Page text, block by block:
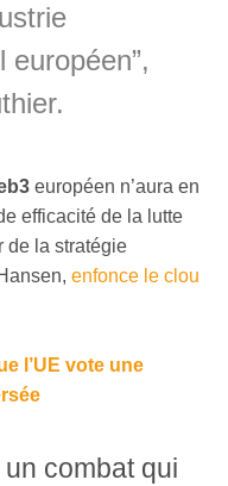
européen n’aura en
efficacité de la lutte
de la stratégie
enfonce le clou
l’UE vote une
combat qui